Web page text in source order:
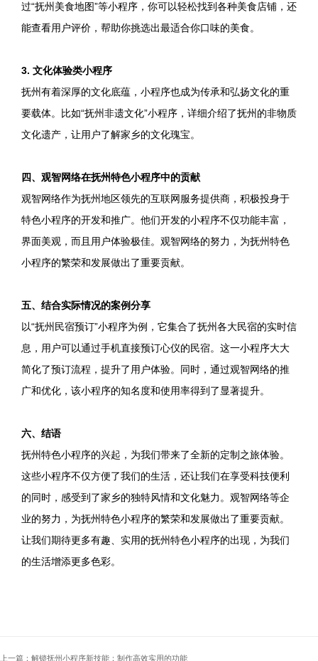
过“抚州美食地图”等小程序，你可以轻松找到各种美食店铺，还
能查看用户评价，帮助你挑选出最适合你口味的美食。
3. 文化体验类小程序
抚州有着深厚的文化底蕴，小程序也成为传承和弘扬文化的重
要载体。比如“抚州非遗文化”小程序，详细介绍了抚州的非物质
文化遗产，让用户了解家乡的文化瑰宝。
四、观智网络在抚州特色小程序中的贡献
观智网络作为抚州地区领先的互联网服务提供商，积极投身于
特色小程序的开发和推广。他们开发的小程序不仅功能丰富，
界面美观，而且用户体验极佳。观智网络的努力，为抚州特色
小程序的繁荣和发展做出了重要贡献。
五、结合实际情况的案例分享
以“抚州民宿预订”小程序为例，它集合了抚州各大民宿的实时信
息，用户可以通过手机直接预订心仪的民宿。这一小程序大大
简化了预订流程，提升了用户体验。同时，通过观智网络的推
广和优化，该小程序的知名度和使用率得到了显著提升。
六、结语
抚州特色小程序的兴起，为我们带来了全新的定制之旅体验。
这些小程序不仅方便了我们的生活，还让我们在享受科技便利
的同时，感受到了家乡的独特风情和文化魅力。观智网络等企
业的努力，为抚州特色小程序的繁荣和发展做出了重要贡献。
让我们期待更多有趣、实用的抚州特色小程序的出现，为我们
的生活增添更多色彩。
上一篇：解锁抚州小程序新技能：制作高效实用的功能